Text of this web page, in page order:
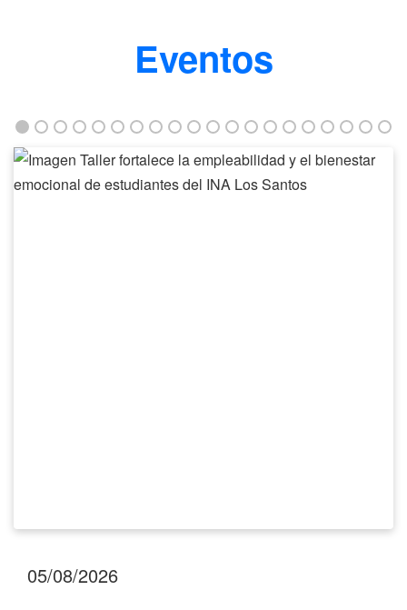
Eventos
Taller
fortalece
05/08/2026